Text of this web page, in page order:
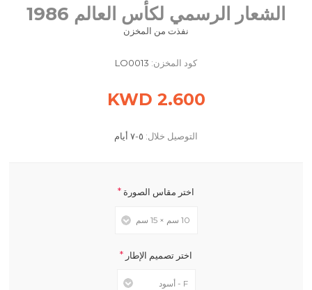
الشعار الرسمي لكأس العالم 1986
نفذت من المخزن
كود المخزن: LO0013
2.600 KWD
التوصيل خلال: ٥-٧ أيام
اختر مقاس الصورة *
اختر تصميم الإطار *